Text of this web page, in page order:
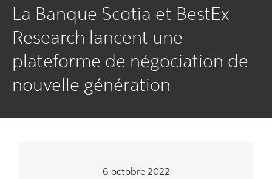
La Banque Scotia et BestEx
Research lancent une
plateforme de négociation de
nouvelle génération
6 octobre 2022